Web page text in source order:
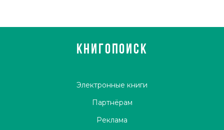
КНИГОПОИСК
Электронные книги
Партнёрам
Реклама